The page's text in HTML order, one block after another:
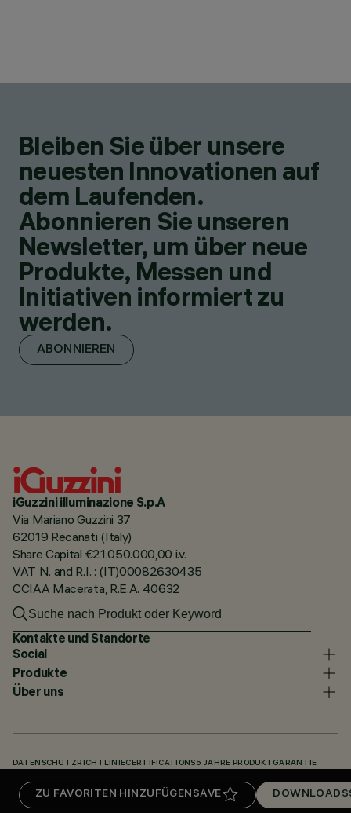
ZU FAVORITEN HINZUFÜGEN SAVE DOWNLOADS
Bleiben Sie über unsere
neuesten Innovationen auf
dem Laufenden.
Abonnieren Sie unseren
Newsletter, um über neue
Produkte, Messen und
Initiativen informiert zu
werden.
ABONNIEREN
iGuzzini illuminazione S.p.A
Via Mariano Guzzini 37
62019 Recanati (Italy)
Share Capital €21.050.000,00 i.v.
VAT N. and R.I. : (IT)00082630435
CCIAA Macerata, R.E.A. 40632
Kontakte und Standorte
Social
Produkte
Über uns
DATENSCHUTZRICHTLINIECERTIFICATIONS 5 JAHRE PRODUKTGARANTIE
UNSERE CODES KNOWLEDGE BASE (LOGIN REQUIRED) DOWNLOADS